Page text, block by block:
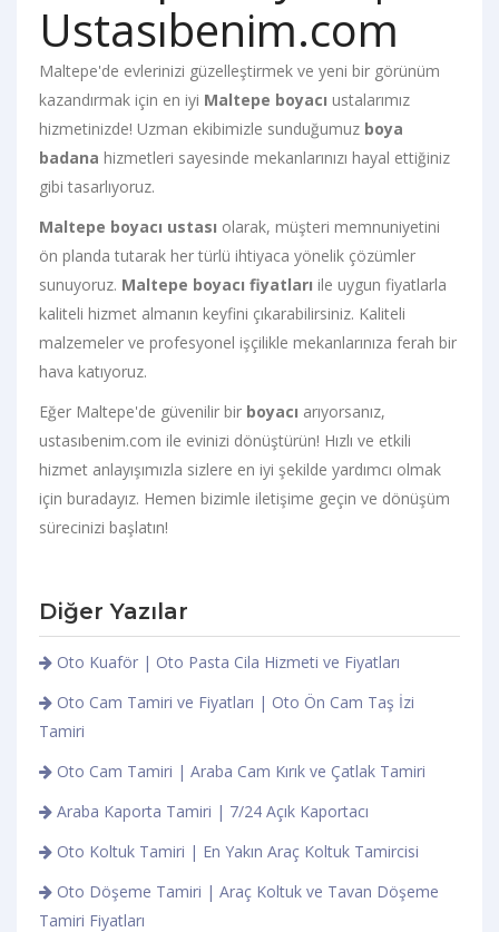
Ustasıbenim.com
Maltepe'de evlerinizi güzelleştirmek ve yeni bir görünüm
kazandırmak için en iyi Maltepe boyacı ustalarımız
hizmetinizde! Uzman ekibimizle sunduğumuz boya
badana hizmetleri sayesinde mekanlarınızı hayal ettiğiniz
gibi tasarlıyoruz.
Maltepe boyacı ustası olarak, müşteri memnuniyetini
ön planda tutarak her türlü ihtiyaca yönelik çözümler
sunuyoruz. Maltepe boyacı fiyatları ile uygun fiyatlarla
kaliteli hizmet almanın keyfini çıkarabilirsiniz. Kaliteli
malzemeler ve profesyonel işçilikle mekanlarınıza ferah bir
hava katıyoruz.
Eğer Maltepe'de güvenilir bir boyacı arıyorsanız,
ustasıbenim.com ile evinizi dönüştürün! Hızlı ve etkili
hizmet anlayışımızla sizlere en iyi şekilde yardımcı olmak
için buradayız. Hemen bizimle iletişime geçin ve dönüşüm
sürecinizi başlatın!
Diğer Yazılar
Oto Kuaför | Oto Pasta Cila Hizmeti ve Fiyatları
Oto Cam Tamiri ve Fiyatları | Oto Ön Cam Taş İzi
Tamiri
Oto Cam Tamiri | Araba Cam Kırık ve Çatlak Tamiri
Araba Kaporta Tamiri | 7/24 Açık Kaportacı
Oto Koltuk Tamiri | En Yakın Araç Koltuk Tamircisi
Oto Döşeme Tamiri | Araç Koltuk ve Tavan Döşeme
Tamiri Fiyatları